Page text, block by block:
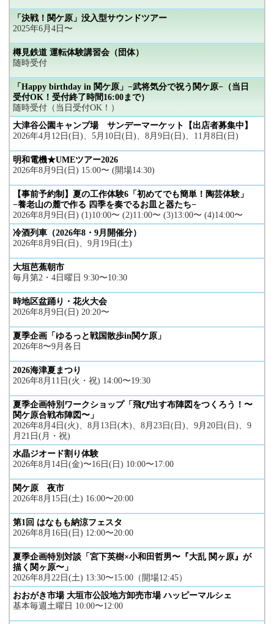
「決戦！関ケ原」没入型サウンドツアー
2025年6月4日〜
樽見鉄道 運転体験講習会（団体）
随時受付
「Happy birthday in 関ケ原」−武将気分で祝う関ケ原−（当日
受付OK！受付終了時間16:00まで）
随時受付（当日受付OK！）
大津谷公園キャンプ場 サンデーマーケット【出店者募集中】
2026年4月12日(日)、5月10日(日)、8月9日(日)、11月8日(日)
明和電機★UMEツアー2026
2026年8月9日(日) 15:00〜 (開場14:30)
【事前予約制】夏の工作体験6「初めてでも簡単！陶芸体験」
−養老山の麓で作る 四季を奏でるお皿と器たち−
2026年8月9日(日) (1)10:00〜 (2)11:00〜 (3)13:00〜 (4)14:00〜
冷酒列車（2026年8・9月開催分）
2026年8月9日(日)、9月19日(土)
大垣芭蕉朝市
毎月第2・4日曜日 9:30〜10:30
時地区盆踊り・花火大会
2026年8月9日(日) 20:20〜
夏季企画「ゆるっと戦国散歩in関ケ原」
2026年8〜9月各日
2026海津夏まつり
2026年8月11日(火・祝) 14:00〜19:30
夏季企画特別ワークショップ「飛び出す布陣図をつくろう！〜
関ケ原合戦布陣図〜」
2026年8月4日(火)、8月13日(木)、8月23日(日)、9月20日(日)、9
月21日(月・祝)
水晶ジオード割り体験
2026年8月14日(金)〜16日(日) 10:00〜17:00
関ケ原 夜市
2026年8月15日(土) 16:00〜20:00
第1回 はなもも納涼フェスタ
2026年8月16日(日) 12:00〜20:00
夏季企画特別対談「宮下英樹×小和田哲男〜『大乱 関ヶ原』が
描く関ヶ原〜」
2026年8月22日(土) 13:30〜15:00（開場12:45）
おおがき市場 大垣市公設地方卸売市場 ハッピーマルシェ
基本毎週土曜日 10:00〜12:00